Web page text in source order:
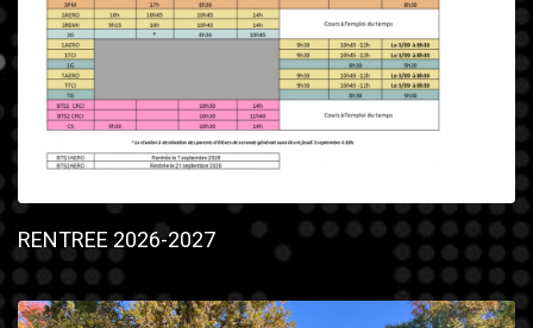
RENTREE 2026-2027